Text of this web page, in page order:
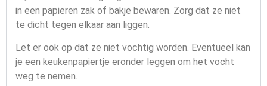
in een papieren zak of bakje bewaren. Zorg dat ze niet
te dicht tegen elkaar aan liggen.
Let er ook op dat ze niet vochtig worden. Eventueel kan
je een keukenpapiertje eronder leggen om het vocht
weg te nemen.